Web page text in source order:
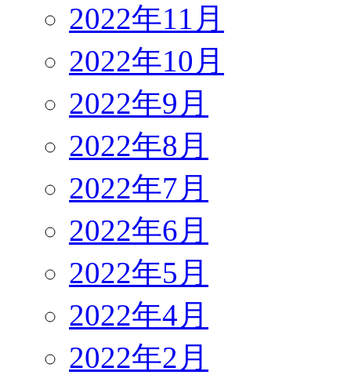
2022年11月
2022年10月
2022年9月
2022年8月
2022年7月
2022年6月
2022年5月
2022年4月
2022年2月